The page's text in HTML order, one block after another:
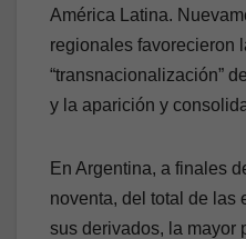
América Latina.
regionales favorecieron
“transnacionalización”
y la aparición y
En Argentina, a finales
noventa, del total de las
sus derivados, la mayor